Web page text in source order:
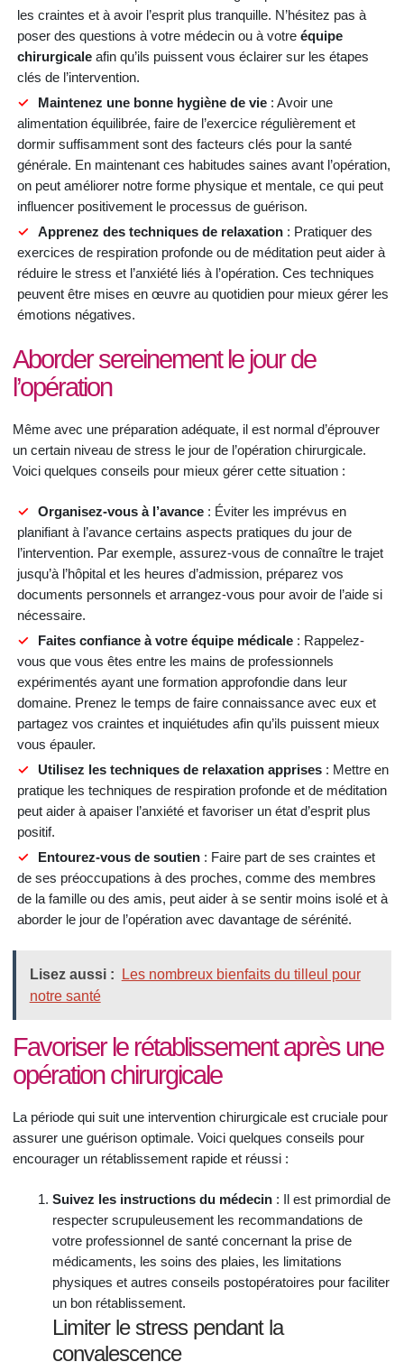
les craintes et à avoir l’esprit plus tranquille. N’hésitez pas à
poser des questions à votre médecin ou à votre équipe
chirurgicale afin qu’ils puissent vous éclairer sur les étapes
clés de l’intervention.
Maintenez une bonne hygiène de vie : Avoir une
alimentation équilibrée, faire de l’exercice régulièrement et
dormir suffisamment sont des facteurs clés pour la santé
générale. En maintenant ces habitudes saines avant l’opération,
on peut améliorer notre forme physique et mentale, ce qui peut
influencer positivement le processus de guérison.
Apprenez des techniques de relaxation : Pratiquer des
exercices de respiration profonde ou de méditation peut aider à
réduire le stress et l’anxiété liés à l’opération. Ces techniques
peuvent être mises en œuvre au quotidien pour mieux gérer les
émotions négatives.
Aborder sereinement le jour de
l’opération
Même avec une préparation adéquate, il est normal d’éprouver
un certain niveau de stress le jour de l’opération chirurgicale.
Voici quelques conseils pour mieux gérer cette situation :
Organisez-vous à l’avance : Éviter les imprévus en
planifiant à l’avance certains aspects pratiques du jour de
l’intervention. Par exemple, assurez-vous de connaître le trajet
jusqu’à l’hôpital et les heures d’admission, préparez vos
documents personnels et arrangez-vous pour avoir de l’aide si
nécessaire.
Faites confiance à votre équipe médicale : Rappelez-
vous que vous êtes entre les mains de professionnels
expérimentés ayant une formation approfondie dans leur
domaine. Prenez le temps de faire connaissance avec eux et
partagez vos craintes et inquiétudes afin qu’ils puissent mieux
vous épauler.
Utilisez les techniques de relaxation apprises : Mettre en
pratique les techniques de respiration profonde et de méditation
peut aider à apaiser l’anxiété et favoriser un état d’esprit plus
positif.
Entourez-vous de soutien : Faire part de ses craintes et
de ses préoccupations à des proches, comme des membres
de la famille ou des amis, peut aider à se sentir moins isolé et à
aborder le jour de l’opération avec davantage de sérénité.
Lisez aussi :
Les nombreux bienfaits du tilleul pour
notre santé
Favoriser le rétablissement après une
opération chirurgicale
La période qui suit une intervention chirurgicale est cruciale pour
assurer une guérison optimale. Voici quelques conseils pour
encourager un rétablissement rapide et réussi :
Suivez les instructions du médecin : Il est primordial de
respecter scrupuleusement les recommandations de
votre professionnel de santé concernant la prise de
médicaments, les soins des plaies, les limitations
physiques et autres conseils postopératoires pour faciliter
un bon rétablissement.
Limiter le stress pendant la
convalescence